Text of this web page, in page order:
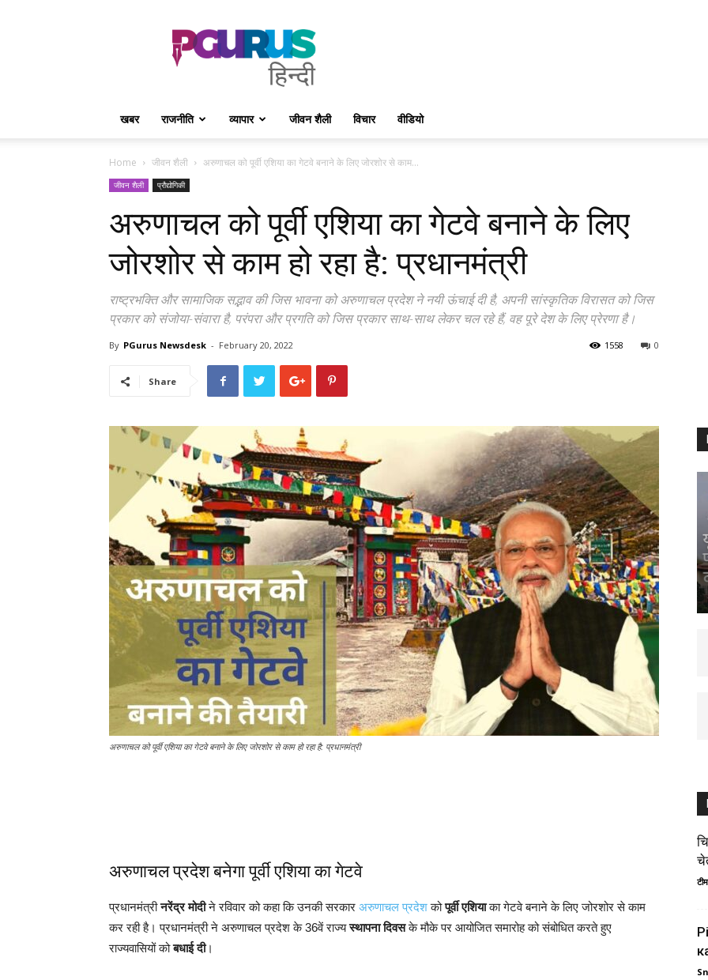
PGurus
Hindi
खबर राजनीति व्यापार जीवन शैली विचार वीडियो
Home जीवन शैली अरुणाचल को पूर्वी एशिया का गेटवे बनाने के लिए जोरशोर से काम...
जीवन शैली प्रौद्योगिकी
अरुणाचल को पूर्वी एशिया का गेटवे बनाने के लिए
जोरशोर से काम हो रहा है: प्रधानमंत्री
राष्ट्रभक्ति और सामाजिक सद्भाव की जिस भावना को अरुणाचल प्रदेश ने नयी ऊंचाई दी है, अपनी सांस्कृतिक विरासत को जिस
प्रकार को संजोया-संवारा है, परंपरा और प्रगति को जिस प्रकार साथ-साथ लेकर चल रहे हैं, वह पूरे देश के लिए प्रेरणा है।
By PGurus Newsdesk - February 20, 2022 0
1558
Share
अरुणाचल को पूर्वी एशिया का गेटवे बनाने के लिए जोरशोर से काम हो रहा है: प्रधानमंत्री
अरुणाचल प्रदेश बनेगा पूर्वी एशिया का गेटवे
प्रधानमंत्रीनरेंद्र मोदीने रविवार को कहा कि उनकी सरकार अरुणाचल प्रदेशकोपूर्वी एशियाका गेटवे बनाने के लिए जोरशोर से काम
कर रही है। प्रधानमंत्री ने अरुणाचल प्रदेश के 36वें राज्यस्थापना दिवसके मौके पर आयोजित समारोह को संबोधित करते हुए
राज्यवासियों कोबधाई दी।